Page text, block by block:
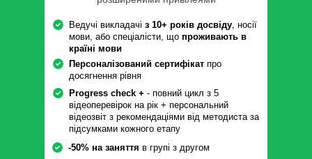
Персоналізований сертифікат про
досягнення рівня
Ведучі викладачі з 10+ років досвіду , носії
мови, або спеціалісти, що проживають в
країні мови
-50% на заняття в групі з другом
Progress check + - повний цикл з 5
відеоперевірок на рік + персональний
відеозвіт з рекомендаціями від методиста за
підсумками кожного етапу